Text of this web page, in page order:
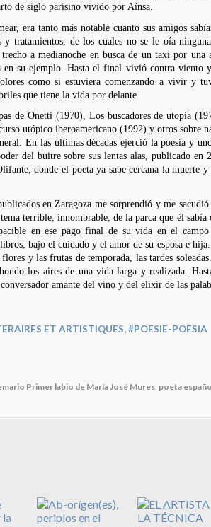
de siglo parisino vivido por Aínsa.
era tanto más notable cuanto sus amigos
y tratamientos, de los cuales no se le oía
a medianoche en busca de un taxi por una
su ejemplo. Hasta el final vivió contra viento
como si estuviera comenzando a vivir y
que tiene la vida por delante.
de Onetti (1970), Los buscadores de utopía
utópico iberoamericano (1992) y otros sobre
En las últimas décadas ejerció la poesía y
del buitre sobre sus lentas alas, publicado en
donde el poeta ya sabe cercana la muerte y
en Zaragoza me sorprendió y me sacudió
terrible, innombrable, de la parca que él sabía
en ese pago final de su vida en el campo
bajo el cuidado y el amor de su esposa e
y las frutas de temporada, las tardes
los aires de una vida larga y realizada.
amante del vino y del elixir de las
ET ARTISTIQUES,#POESIE-POESIA
Primer labio de María José Mures, poeta